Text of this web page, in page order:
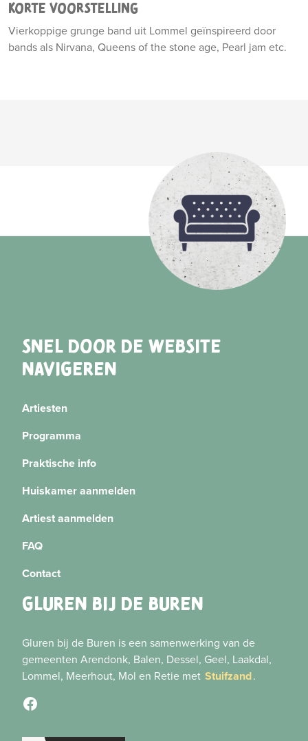
KORTE VOORSTELLING
Vierkoppige grunge band uit Lommel geïnspireerd door
bands als Nirvana, Queens of the stone age, Pearl jam etc.
GLUREN BIJ DE BUREN
Gluren bij de Buren is een samenwerking van de
gemeenten Arendonk, Balen, Dessel, Geel, Laakdal,
Lommel, Meerhout, Mol en Retie met Stuifzand.
Facebook
SNEL DOOR DE WEBSITE
NAVIGEREN
Artiesten
Programma
Praktische info
Huiskamer aanmelden
Artiest aanmelden
FAQ
Contact